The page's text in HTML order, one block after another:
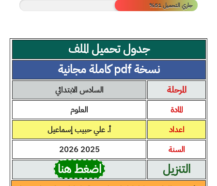
جاري التحميل 55%
جدول تحميل الملف
نسخة pdf كاملة مجانية
المرحلة
السادس الابتدائي
المادة
العلوم
اعداد
أ. علي حبيب إسماعيل
السنة
2025 2026
التنزيل اضغط هنا